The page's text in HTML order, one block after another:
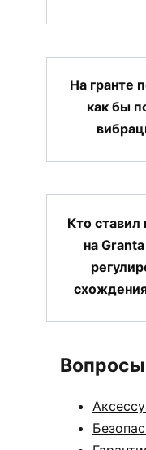
На гранте
как бы
Кто ставил
на
Вопросы